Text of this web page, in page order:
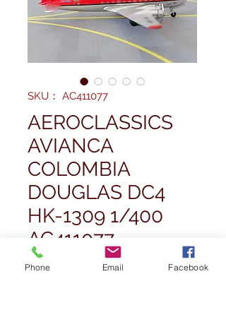
SKU： AC411077
AEROCLASSICS
AVIANCA
COLOMBIA
DOUGLAS DC4
HK-1309 1/400
AC411077
£57.50 価
Phone Email Facebook